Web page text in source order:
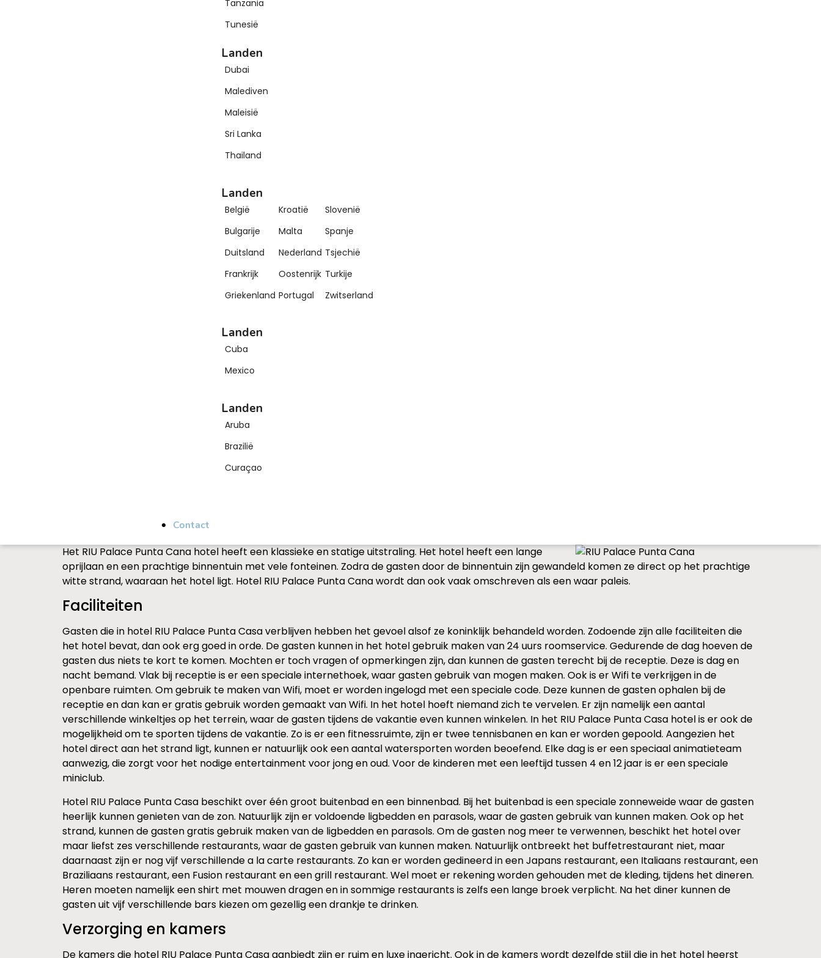
Tanzania
Tunesië
Landen
Dubai
Malediven
Maleisië
Sri Lanka
Thailand
Landen
België
Bulgarije
Duitsland
Frankrijk
Griekenland
Kroatië
Malta
Nederland
Oostenrijk
Portugal
Slovenië
Spanje
Tsjechië
Turkije
Zwitserland
Landen
Cuba
Mexico
Landen
Aruba
Brazilië
Curaçao
Contact
Het RIU Palace Punta Cana hotel heeft een klassieke en statige uitstraling. Het hotel heeft een lange
oprijlaan en een prachtige binnentuin met vele fonteinen. Zodra de gasten door de binnentuin zijn gewandeld komen ze direct op het prachtige
witte strand, waaraan het hotel ligt. Hotel RIU Palace Punta Cana wordt dan ook vaak omschreven als een waar paleis.
Faciliteiten
Gasten die in hotel RIU Palace Punta Casa verblijven hebben het gevoel alsof ze koninklijk behandeld worden. Zodoende zijn alle faciliteiten die
het hotel bevat, dan ook erg goed in orde. De gasten kunnen in het hotel gebruik maken van 24 uurs roomservice. Gedurende de dag hoeven de
gasten dus niets te kort te komen. Mochten er toch vragen of opmerkingen zijn, dan kunnen de gasten terecht bij de receptie. Deze is dag en
nacht bemand. Vlak bij receptie is er een speciale internethoek, waar gasten gebruik van mogen maken. Ook is er Wifi te verkrijgen in de
openbare ruimten. Om gebruik te maken van Wifi, moet er worden ingelogd met een speciale code. Deze kunnen de gasten ophalen bij de
receptie en dan kan er gratis gebruik worden gemaakt van Wifi. In het hotel hoeft niemand zich te vervelen. Er zijn namelijk een aantal
verschillende winkeltjes op het terrein, waar de gasten tijdens de vakantie even kunnen winkelen. In het RIU Palace Punta Casa hotel is er ook de
mogelijkheid om te sporten tijdens de vakantie. Zo is er een fitnessruimte, zijn er twee tennisbanen en kan er worden gepoold. Aangezien het
hotel direct aan het strand ligt, kunnen er natuurlijk ook een aantal watersporten worden beoefend. Elke dag is er een speciaal animatieteam
aanwezig, die zorgt voor het nodige entertainment voor jong en oud. Voor de kinderen met een leeftijd tussen 4 en 12 jaar is er een speciale
miniclub.
Hotel RIU Palace Punta Casa beschikt over één groot buitenbad en een binnenbad. Bij het buitenbad is een speciale zonneweide waar de gasten
heerlijk kunnen genieten van de zon. Natuurlijk zijn er voldoende ligbedden en parasols, waar de gasten gebruik van kunnen maken. Ook op het
strand, kunnen de gasten gratis gebruik maken van de ligbedden en parasols. Om de gasten nog meer te verwennen, beschikt het hotel over
maar liefst zes verschillende restaurants, waar de gasten gebruik van kunnen maken. Natuurlijk ontbreekt het buffetrestaurant niet, maar
daarnaast zijn er nog vijf verschillende a la carte restaurants. Zo kan er worden gedineerd in een Japans restaurant, een Italiaans restaurant, een
Braziliaans restaurant, een Fusion restaurant en een grill restaurant. Wel moet er rekening worden gehouden met de kleding, tijdens het dineren.
Heren moeten namelijk een shirt met mouwen dragen en in sommige restaurants is zelfs een lange broek verplicht. Na het diner kunnen de
gasten uit vijf verschillende bars kiezen om gezellig een drankje te drinken.
Verzorging en kamers
De kamers die hotel RIU Palace Punta Casa aanbiedt zijn er ruim en luxe ingericht. Ook in de kamers wordt dezelfde stijl die in het hotel heerst